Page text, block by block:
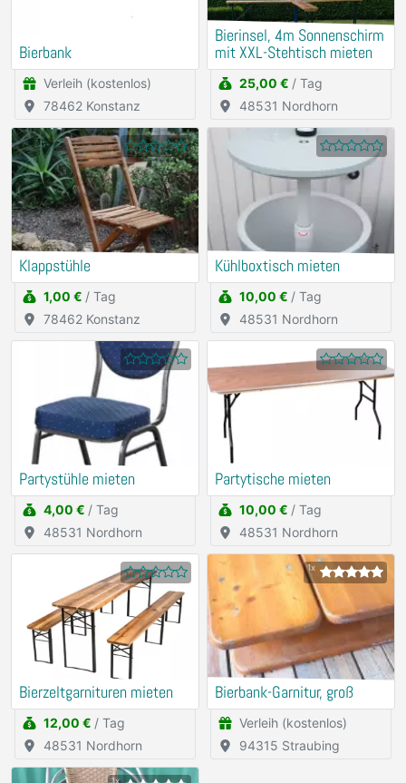
Bierbank
Verleih (kostenlos)
78462 Konstanz
Bierinsel, 4m Sonnenschirm
mit XXL-Stehtisch mieten
25,00 € / Tag
48531 Nordhorn
Klappstühle
1,00 € / Tag
78462 Konstanz
Kühlboxtisch mieten
10,00 € / Tag
48531 Nordhorn
Partystühle mieten
4,00 € / Tag
48531 Nordhorn
Partytische mieten
10,00 € / Tag
48531 Nordhorn
Bierzeltgarnituren mieten
12,00 € / Tag
48531 Nordhorn
1x
Bierbank-Garnitur, groß
Verleih (kostenlos)
94315 Straubing
1x